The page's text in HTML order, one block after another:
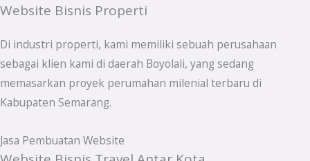
Website Bisnis Properti
Di industri properti, kami memiliki sebuah perusahaan
sebagai klien kami di daerah Boyolali, yang sedang
memasarkan proyek perumahan milenial terbaru di
Kabupaten Semarang.
Jasa Pembuatan Website